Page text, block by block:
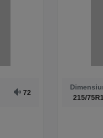
72
215/